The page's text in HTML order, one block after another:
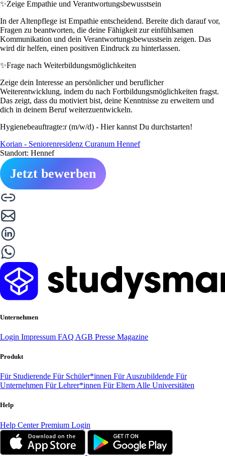
✨Zeige Empathie und Verantwortungsbewusstsein
In der Altenpflege ist Empathie entscheidend. Bereite dich darauf vor,
Fragen zu beantworten, die deine Fähigkeit zur einfühlsamen
Kommunikation und dein Verantwortungsbewusstsein zeigen. Das
wird dir helfen, einen positiven Eindruck zu hinterlassen.
✨Frage nach Weiterbildungsmöglichkeiten
Zeige dein Interesse an persönlicher und beruflicher
Weiterentwicklung, indem du nach Fortbildungsmöglichkeiten fragst.
Das zeigt, dass du motiviert bist, deine Kenntnisse zu erweitern und
dich in deinem Beruf weiterzuentwickeln.
Hygienebeauftragte:r (m/w/d) - Hier kannst Du durchstarten!
Korian - Seniorenresidenz Curanum Hennef
Standort: Hennef
Jetzt bewerben
Unternehmen
Login Impressum FAQ AGB Presse Magazine
Produkt
Für Studierende Für Schüler*innen Für Auszubildende Für
Unternehmen Für Lehrer*innen Für Eltern Alle Universitäten
Help
Help CenterPremium Login